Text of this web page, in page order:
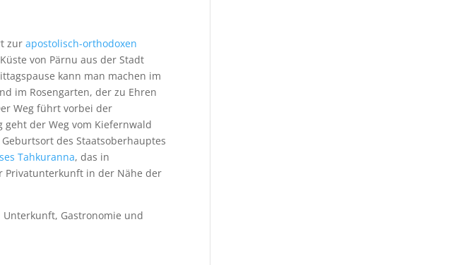
zurapostolisch-orthodoxen
von Pärnu aus der Stadt
kann man machen im
im Rosengarten, der zu Ehren
Weg führt vorbei der
der Weg vom Kiefernwald
des Staatsoberhauptes
Tahkuranna, das in
Privatunterkunft in der Nähe der
Gastronomie und